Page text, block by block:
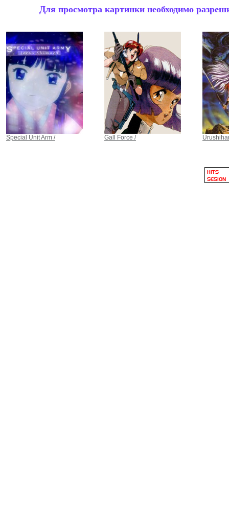
Для просмотра картинки необходимо
Special Unit Arm / Gall Force /